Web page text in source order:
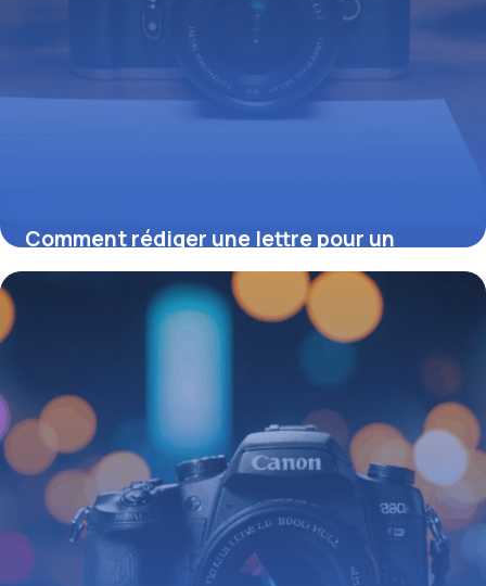
Comment rédiger une lettre pour un
rachat partiel d’assurance vie
efficacement